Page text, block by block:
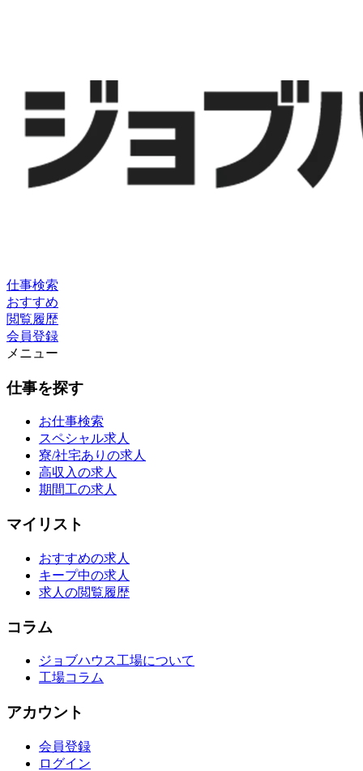
仕事検索
おすすめ
閲覧履歴
会員登録
メニュー
仕事を探す
お仕事検索
スペシャル求人
寮/社宅ありの求人
高収入の求人
期間工の求人
マイリスト
おすすめの求人
キープ中の求人
求人の閲覧履歴
コラム
ジョブハウス工場について
工場コラム
アカウント
会員登録
ログイン